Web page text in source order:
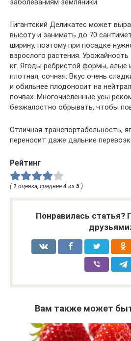
заболеваниям земляники.
Гигантский Деликатес может
высоту и занимать до 70
ширину, поэтому при посадке
взрослого растения.
кг. Ягоды ребристой формы, алые
плотная, сочная. Вкус очень
и обильнее плодоносит на
почвах. Многочисленные усы
безжалостно обрывать, чтобы
Отличная транспортабельность,
переносит даже дальние
Рейтинг
( 1 оценка, среднее 4 из 5 )
Понравилась статья?
друзьями:
Вам также может